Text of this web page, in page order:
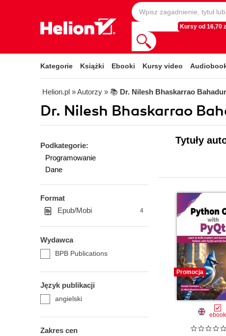
Kursy od 16,70
Kategorie Książki Ebooki Kursy video
Helion.pl » Autorzy » 📚 Dr. Nilesh Bhaskarrao
Dr. Nilesh Bhaskarrao
Podkategorie:
Programowanie
Dane
Format
Epub/Mobi
4
Wydawca
BPB Publications
Język publikacji
angielski
Zakres cen
Tytuły
Promocja
ebook